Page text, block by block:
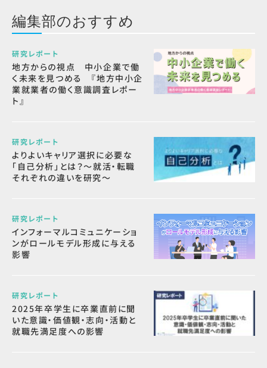
編集部のおすすめ
研究レポート
地方からの視点 中小企業で働
く未来を見つめる 『地方中小企
業就業者の働く意識調査レポー
ト』
研究レポート
よりよいキャリア選択に必要な
「自己分析」とは？～就活・転職
それぞれの違いを研究～
研究レポート
インフォーマルコミュニケーショ
ンがロールモデル形成に与える
影響
研究レポート
2025年卒学生に卒業直前に聞
いた意識・価値観・志向・活動と
就職先満足度への影響